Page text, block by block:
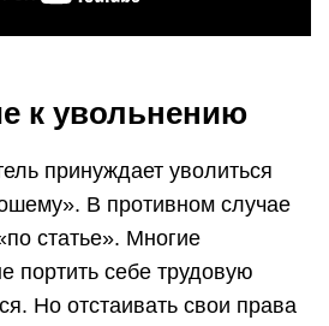
к увольнению
принуждает уволиться
В противном случае
статье». Многие
портить себе трудовую
Но отстаивать свои права